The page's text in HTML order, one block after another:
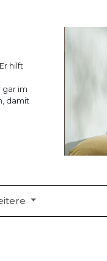
hilft
gar im
damit